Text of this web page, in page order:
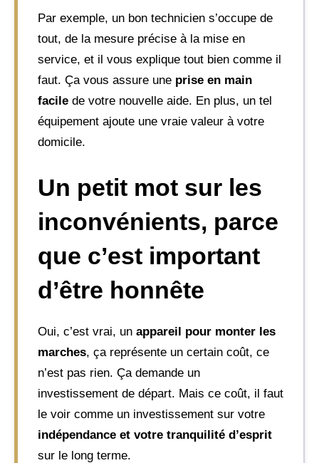
Par exemple, un bon technicien s’occupe de
tout, de la mesure précise à la mise en
service, et il vous explique tout bien comme il
faut. Ça vous assure une prise en main
facile de votre nouvelle aide. En plus, un tel
équipement ajoute une vraie valeur à votre
domicile.
Un petit mot sur les
inconvénients, parce
que c’est important
d’être honnête
Oui, c’est vrai, un appareil pour monter les
marches, ça représente un certain coût, ce
n’est pas rien. Ça demande un
investissement de départ. Mais ce coût, il faut
le voir comme un investissement sur votre
indépendance et votre tranquilité d’esprit
sur le long terme.